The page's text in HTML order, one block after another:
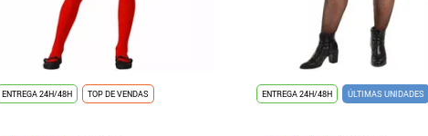
ENTREGA 24H/48H TOP DE VENDAS ENTREGA 24H/48H ÚLTIMAS UNIDADES